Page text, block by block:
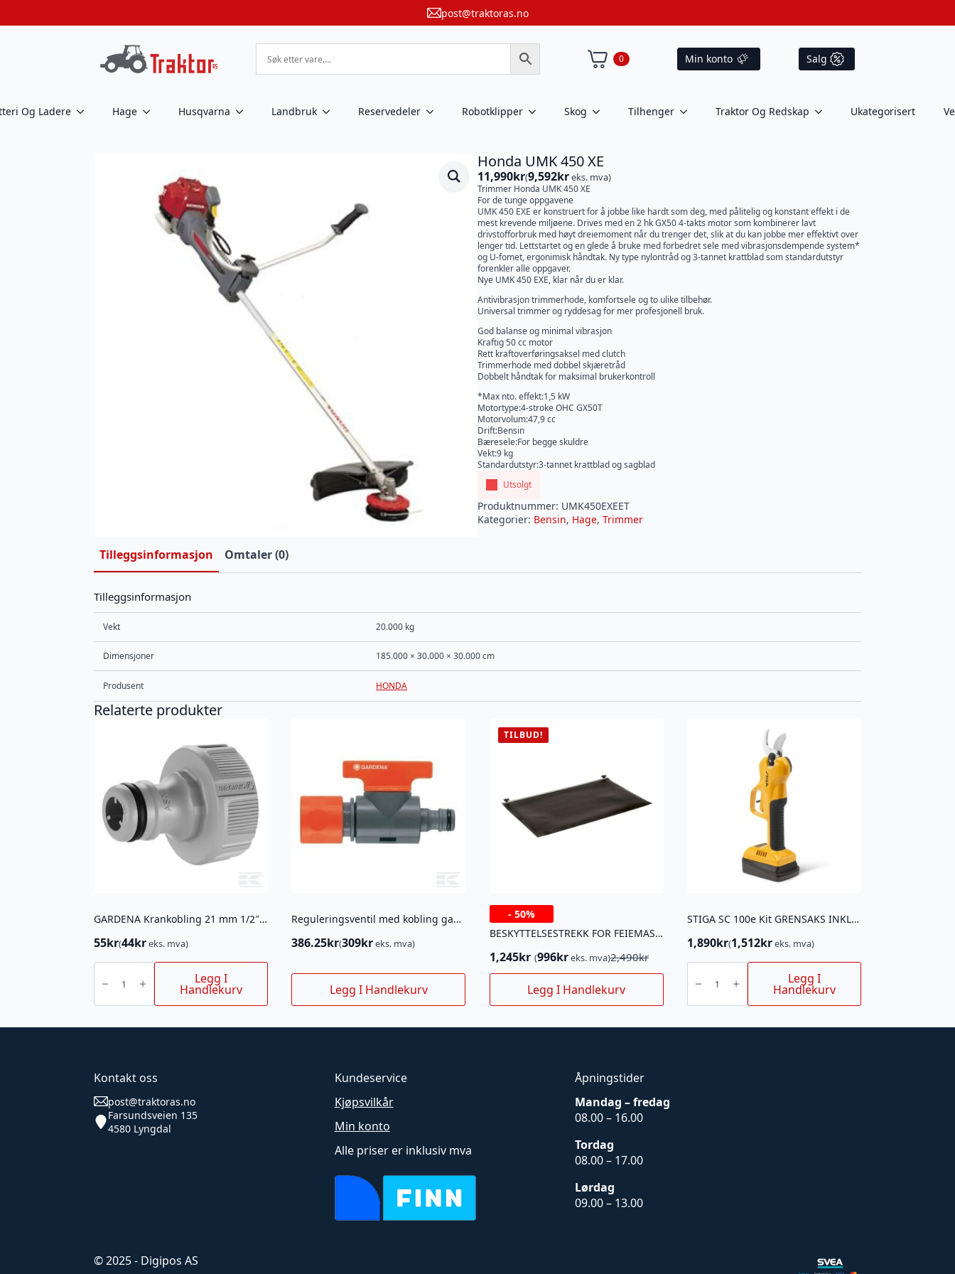
post@traktoras.no
0 Min konto Salg
Og Ladere Hage Husqvarna Landbruk Reservedeler Robotklipper Skog Tilhenger Traktor Og Redskap Ukategorisert
Honda UMK 450 XE
11,990kr(9,592kreks. mva)
Trimmer Honda UMK 450 XE
For de tunge oppgavene
UMK 450 EXE er konstruert for å jobbe like hardt som deg, med pålitelig og konstant effekt i de
mest krevende miljøene. Drives med en 2 hk GX50 4-takts motor som kombinerer lavt
drivstofforbruk med høyt dreiemoment når du trenger det, slik at du kan jobbe mer effektivt over
lenger tid. Lettstartet og en glede å bruke med forbedret sele med vibrasjonsdempende system*
og U-fomet, ergonimisk håndtak. Ny type nylontråd og 3-tannet krattblad som standardutstyr
forenkler alle oppgaver.
Nye UMK 450 EXE, klar når du er klar.
Antivibrasjon trimmerhode, komfortsele og to ulike tilbehør.
Universal trimmer og ryddesag for mer profesjonell bruk.
God balanse og minimal vibrasjon
Kraftig 50 cc motor
Rett kraftoverføringsaksel med clutch
Trimmerhode med dobbel skjæretråd
Dobbelt håndtak for maksimal brukerkontroll
*Max nto. effekt:1,5 kW
Motortype:4-stroke OHC GX50T
Motorvolum:47,9 cc
Drift:Bensin
Bæresele:For begge skuldre
Vekt:9 kg
Standardutstyr:3-tannet krattblad og sagblad
Utsolgt
Produktnummer: UMK450EXEET
Kategorier: Bensin, Hage, Trimmer
Tilleggsinformasjon Omtaler (0)
Tilleggsinformasjon
Vekt 20.000 kg
Dimensjoner 185.000 × 30.000 × 30.000 cm
Produsent HONDA
Relaterte produkter
GARDENA Krankobling 21 mm 1/2″ hungjenge
55kr(44kreks. mva)
GARDENA
21
hungjenge
Legg I
Handlekurv
Reguleringsventil med kobling gardena
386.25kr(309kreks. mva)
Legg I Handlekurv
TILBUD!
- 50%
BESKYTTELSESTREKK FOR FEIEMASKIN 95CM
2,490kr
Opprinnelig
pris
2,490kr.
1,245kr
Nåværende
pris
1,245kr.
(996kreks. mva)
Legg I Handlekurv
STIGA SC 100e Kit GRENSAKS INKL BATTERI OG LADER
1,890kr(1,512kreks. mva)
STIGA
100e
INKL
OG
Legg I
Handlekurv
Kontakt oss
post@traktoras.no
Farsundsveien 135
4580 Lyngdal
Kundeservice
Kjøpsvilkår
Min konto
Alle priser er inklusiv mva
Åpningstider
Mandag – fredag
08.00 – 16.00
Tordag
08.00 – 17.00
Lørdag
09.00 – 13.00
© 2025 - Digipos AS